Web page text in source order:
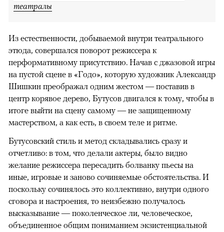
театралы
Из естественности, добываемой внутри театрального
этюда, совершался поворот режиссера к
перформативному присутствию. Начав с джазовой игры
на пустой сцене в «Годо», которую художник Александр
Шишкин преображал одним жестом — поставив в
центр корявое дерево, Бутусов двигался к тому, чтобы в
итоге выйти на сцену самому — не защищенному
мастерством, а как есть, в своем теле и ритме.
Бутусовский стиль и метод складывались сразу и
отчетливо: в том, что делали актеры, было видно
желание режиссера пересадить болванку пьесы на
иные, игровые и заново сочиняемые обстоятельства. И
поскольку сочинялось это коллективно, внутри одного
сговора и настроения, то неизбежно получалось
высказывание — поколенческое ли, человеческое,
объединенное общим пониманием экзистенциальной